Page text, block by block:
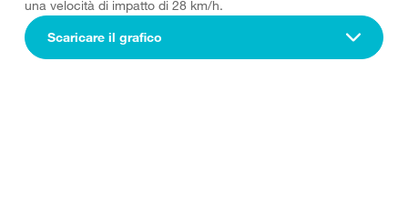
una velocità di impatto di 28 km/h.
Scaricare il grafico